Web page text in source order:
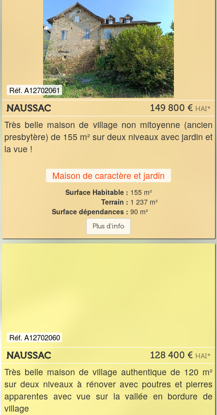
Réf. A12702061
NAUSSAC 149 800 € HAI*
Très belle maison de village non mitoyenne (ancien
presbytère) de 155 m² sur deux niveaux avec jardin et
la vue !
Maison de caractère et jardin
Surface Habitable : 155 m²
Terrain : 1 237 m²
Surface dépendances : 90 m²
Plus d'info
Réf. A12702060
NAUSSAC 128 400 € HAI*
Très belle maison de village authentique de 120 m²
sur deux niveaux à rénover avec poutres et pierres
apparentes avec vue sur la vallée en bordure de
village